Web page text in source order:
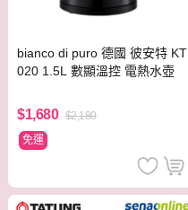
bianco di puro 德國 彼安特 KT
020 1.5L 數顯溫控 電熱水壺
$1,680 $2,180
免運